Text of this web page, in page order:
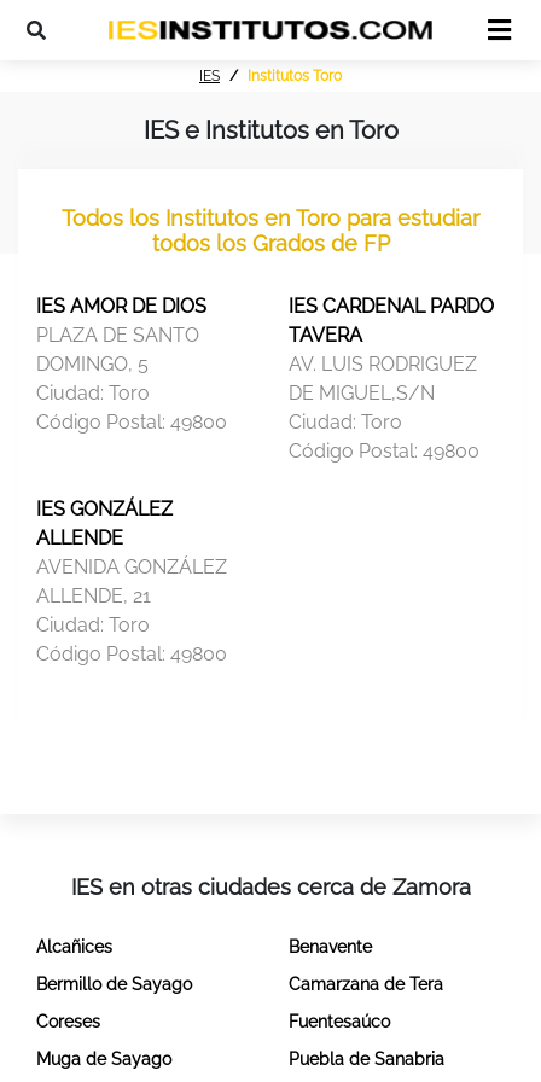
IES Institutos Toro
IES e Institutos en Toro
Todos los Institutos en Toro para estudiar
todos los Grados de FP
IES AMOR DE DIOS
PLAZA DE SANTO
DOMINGO, 5
Ciudad: Toro
Código Postal: 49800
IES CARDENAL PARDO
TAVERA
AV. LUIS RODRIGUEZ
DE MIGUEL,S/N
Ciudad: Toro
Código Postal: 49800
IES GONZÁLEZ
ALLENDE
AVENIDA GONZÁLEZ
ALLENDE, 21
Ciudad: Toro
Código Postal: 49800
IES en otras ciudades cerca de Zamora
Alcañices
Benavente
Bermillo de Sayago
Camarzana de Tera
Coreses
Fuentesaúco
Muga de Sayago
Puebla de Sanabria